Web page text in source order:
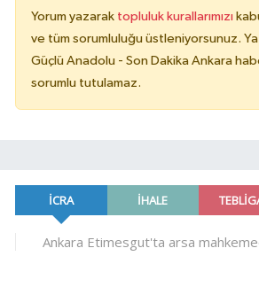
Yorum yazarak topluluk kurallarımızı
ve tüm sorumluluğu üstleniyorsunuz.
Güçlü Anadolu - Son Dakika Ankara
sorumlu tutulamaz.